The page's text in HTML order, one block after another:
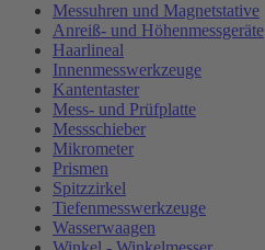
Messuhren und Magnetstative
Anreiß- und Höhenmessgeräte
Haarlineal
Innenmesswerkzeuge
Kantentaster
Mess- und Prüfplatte
Messschieber
Mikrometer
Prismen
Spitzzirkel
Tiefenmesswerkzeuge
Wasserwaagen